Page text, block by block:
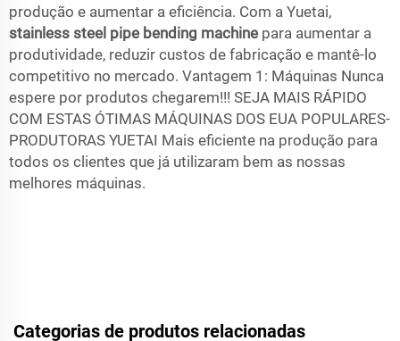
produção e aumentar a eficiência. Com a Yuetai,
stainless steel pipe bending machine para aumentar a
produtividade, reduzir custos de fabricação e mantê-lo
competitivo no mercado. Vantagem 1: Máquinas Nunca
espere por produtos chegarem!!! SEJA MAIS RÁPIDO
COM ESTAS ÓTIMAS MÁQUINAS DOS EUA POPULARES-
PRODUTORAS YUETAI Mais eficiente na produção para
todos os clientes que já utilizaram bem as nossas
melhores máquinas.
Categorias de produtos relacionadas